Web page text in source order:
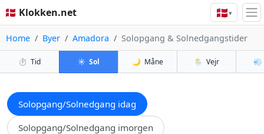
🇩🇰 Klokken.net 🇩🇰▾
Home Byer Amadora Solopgang & Solnedgangstider
⏱️ Tid ☀️ Sol 🌙 Måne 🌦️ Vejr 💨
Solopgang/Solnedgang idag
Solopgang/Solnedgang imorgen